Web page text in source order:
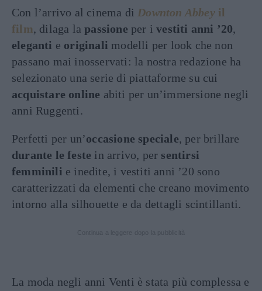
Con l’arrivo al cinema di Downton Abbeyil
film, dilaga lapassione per ivestiti anni ’20,
eleganti e originali modelli per look che non
passano mai inosservati: la nostra redazione ha
selezionato una serie di piattaforme su cui
acquistare online abiti per un’immersione negli
anni Ruggenti.
Perfetti per un’occasione speciale, per brillare
durante le feste in arrivo, per sentirsi
femminili e inedite, i vestiti anni ’20 sono
caratterizzati da elementi che creano movimento
intorno alla silhouette e da dettagli scintillanti.
La moda negli anni Venti è stata più complessa e